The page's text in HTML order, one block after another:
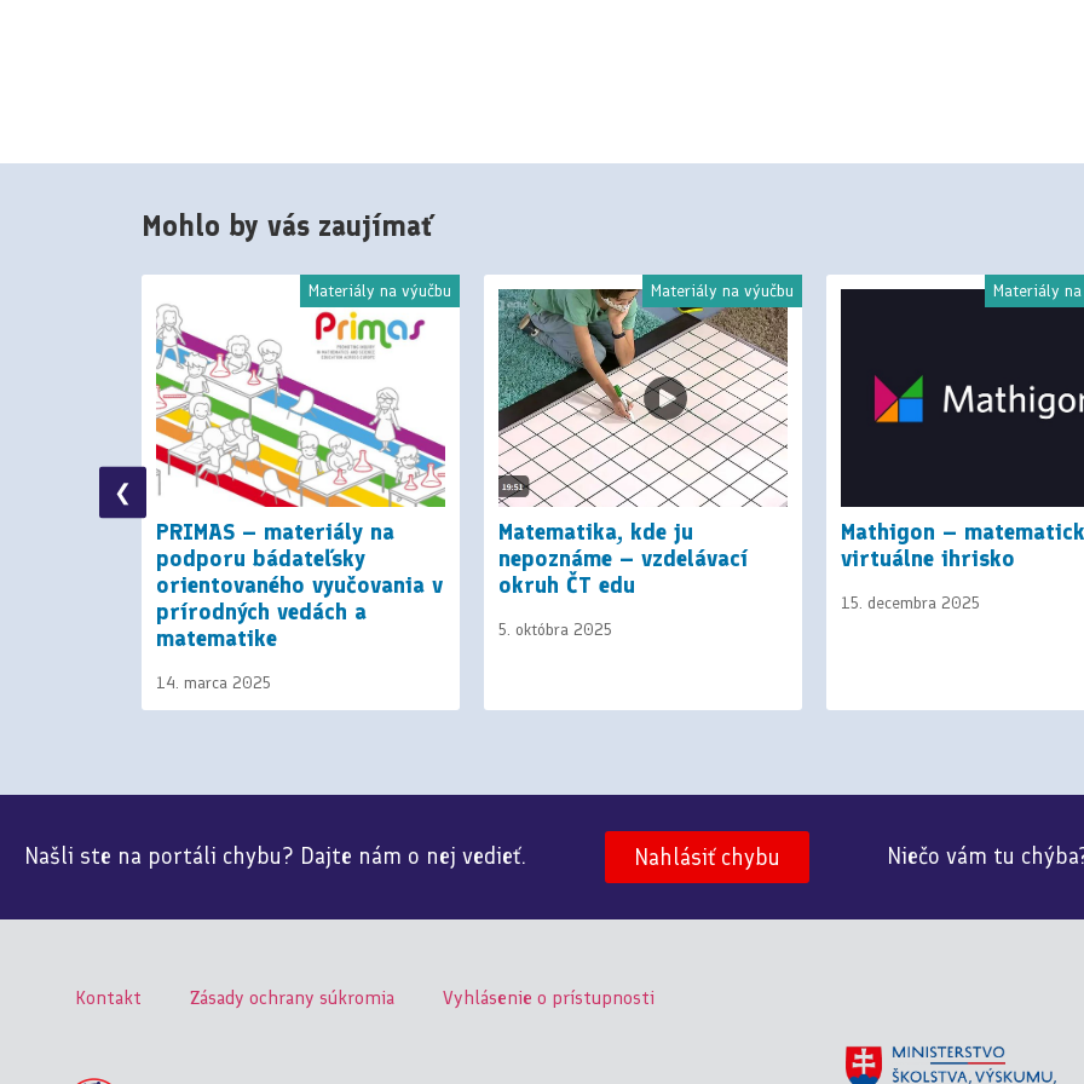
Mohlo by vás zaujímať
❮
Materiály na výučbu
PRIMAS – materiály na
podporu bádateľsky
orientovaného vyučovania v
prírodných vedách a
matematike
14. marca 2025
Materiály na výučbu
Matematika, kde ju
nepoznáme – vzdelávací
okruh ČT edu
5. októbra 2025
Materiály
Mathigon –
virtuálne ihrisko
15. decembra 2025
Našli ste na portáli chybu? Dajte nám o nej vedieť. Nahlásiť chybu Niečo vám tu
Kontakt Zásady ochrany súkromia Vyhlásenie o prístupnosti